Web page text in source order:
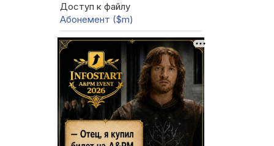
Доступ к файлу
Абонемент ($m)